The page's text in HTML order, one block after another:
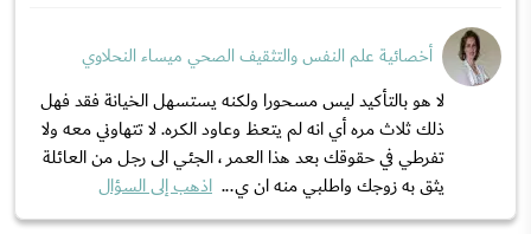
أخصائية علم النفس والتثقيف الصحي ميساء النحلاوي
لا هو بالتأكيد ليس مسحورا ولكنه يستسهل الخيانة فقد فهل
ذلك ثلاث مره أي انه لم يتعظ وعاود الكره. لا تتهاوني معه ولا
تفرطي في حقوقك بعد هذا العمر ، الجئي الى رجل من العائلة
يثق به زوجك واطلبي منه ان ي... اذهب إلى السؤال